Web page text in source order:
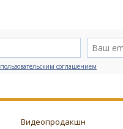
пользовательским соглашением
Видеопродакшн